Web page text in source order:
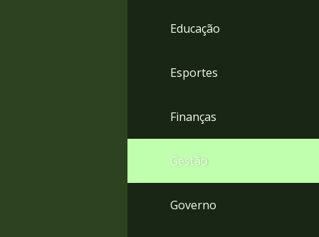
Educação
Esportes
Finanças
Gestão
Governo